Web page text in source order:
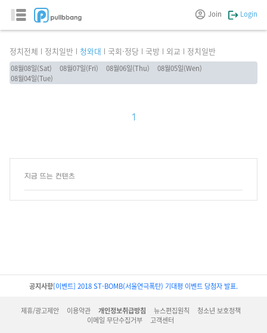
Join Login
정치전체 정치일반 청와대 국회·정당 국방 외교 정치일반
08월08일(Sat) 08월07일(Fri) 08월06일(Thu)
08월05일(Wen)
08월04일(Tue)
1
지금 뜨는 컨텐츠
공지사항[이벤트] 2018 ST-BOMB(서울연극폭탄) 기대평 이벤트 당첨자 발표.
제휴/광고제안 이용약관 개인정보취급방침 뉴스편집원칙
청소년 보호정책
이메일 무단수집거부
고객센터